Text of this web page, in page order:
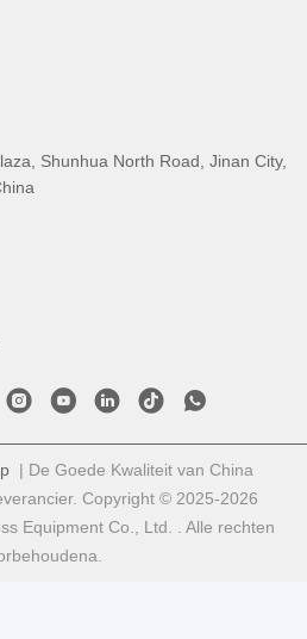
Shunhua North Road, Jinan City,
| De Goede Kwaliteit van China
Copyright © 2025-2026
Equipment Co., Ltd. . Alle rechten